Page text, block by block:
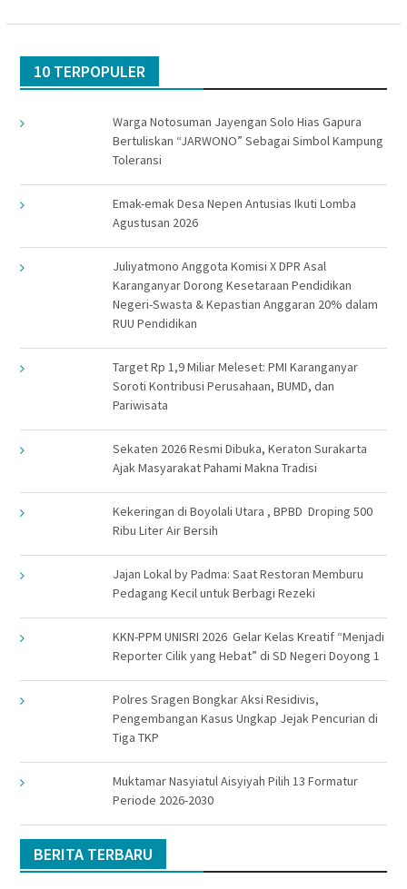
10 TERPOPULER
Warga Notosuman Jayengan Solo Hias Gapura
Bertuliskan “JARWONO” Sebagai Simbol Kampung
Toleransi
Emak-emak Desa Nepen Antusias Ikuti Lomba
Agustusan 2026
Juliyatmono Anggota Komisi X DPR Asal
Karanganyar Dorong Kesetaraan Pendidikan
Negeri-Swasta & Kepastian Anggaran 20% dalam
RUU Pendidikan
Target Rp 1,9 Miliar Meleset: PMI Karanganyar
Soroti Kontribusi Perusahaan, BUMD, dan
Pariwisata
Sekaten 2026 Resmi Dibuka, Keraton Surakarta
Ajak Masyarakat Pahami Makna Tradisi
Kekeringan di Boyolali Utara , BPBD Droping 500
Ribu Liter Air Bersih
Jajan Lokal by Padma: Saat Restoran Memburu
Pedagang Kecil untuk Berbagi Rezeki
KKN-PPM UNISRI 2026 Gelar Kelas Kreatif “Menjadi
Reporter Cilik yang Hebat” di SD Negeri Doyong 1
Polres Sragen Bongkar Aksi Residivis,
Pengembangan Kasus Ungkap Jejak Pencurian di
Tiga TKP
Muktamar Nasyiatul Aisyiyah Pilih 13 Formatur
Periode 2026-2030
BERITA TERBARU